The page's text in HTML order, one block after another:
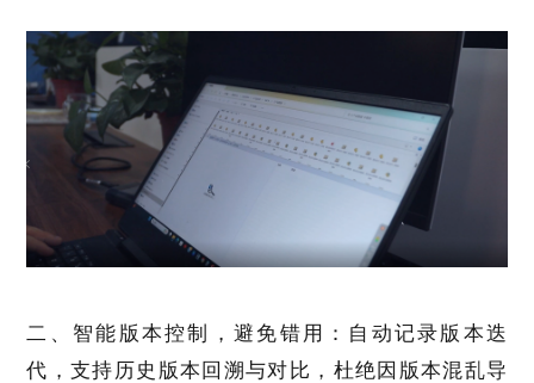
二、智能版本控制，避免错用： 自动记录版本迭
代，支持历史版本回溯与对比，杜绝因版本混乱导